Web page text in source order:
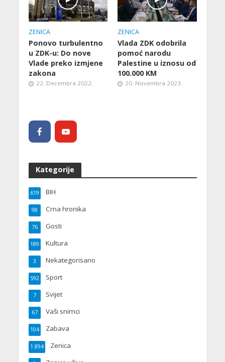
ZENICA
Ponovo turbulentno
u ZDK-u: Do nove
Vlade preko izmjene
zakona
22. Decembra 2022.
ZENICA
Vlada ZDK odobrila
pomoć narodu
Palestine u iznosu od
100.000 KM
20. Novembra 2023.
Kategorije
BIH
619
Crna hronika
98
Gosti
76
Kultura
189
Nekategorisano
3
Sport
592
Svijet
7
Vaši snimci
67
Zabava
104
Zenica
1.894